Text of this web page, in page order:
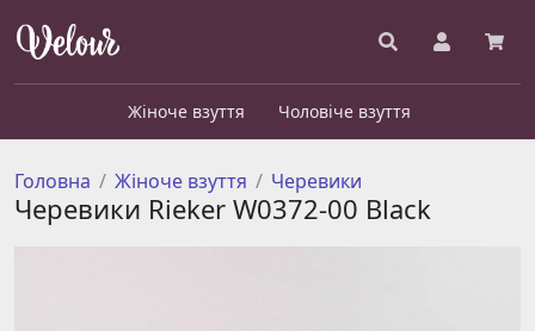
Жіноче взуття Чоловіче взуття
Головна Жіноче взуття Черевики
Черевики Rieker W0372-00 Black